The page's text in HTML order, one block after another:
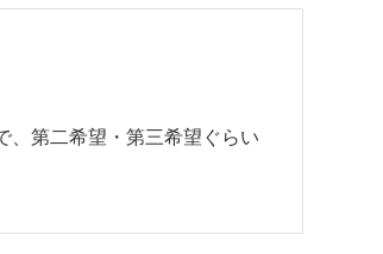
、第二希望・第三希望ぐらい